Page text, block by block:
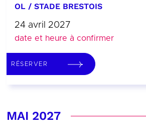
OL / STADE BRESTOIS
24 avril 2027
date et heure à confirmer
RÉSERVER
MAI 2027